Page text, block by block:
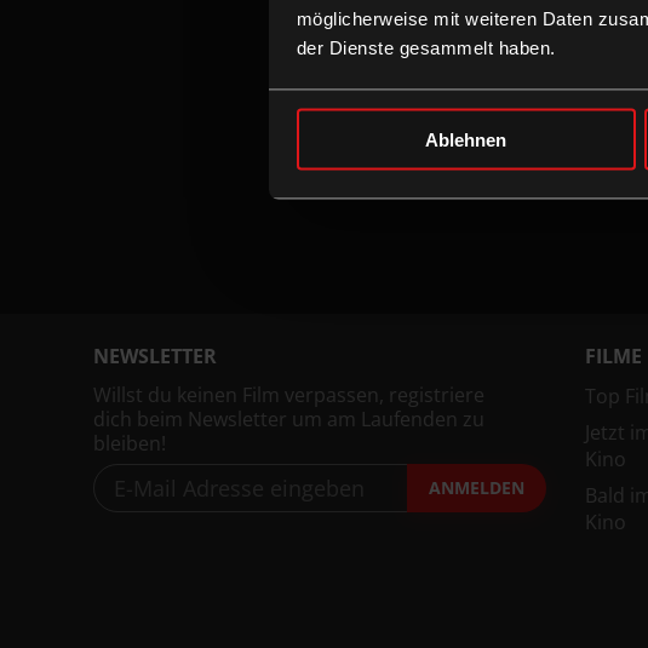
möglicherweise mit weiteren Daten
der Dienste gesammelt haben.
Ablehnen
NEWSLETTER
Willst du keinen Film verpassen, registriere
dich beim Newsletter um am Laufenden zu
bleiben!
ANMELDEN
FILME
Top
Jetzt
Kino
Bald
Kino